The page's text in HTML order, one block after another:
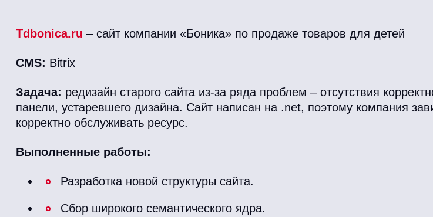
Tdbonica.ru – сайт компании «Боника» по продаже товаров для детей
CMS: Bitrix
Задача: редизайн старого сайта из-за ряда проблем – отсутствия
панели, устаревшего дизайна. Сайт написан на .net, поэтому компания
корректно обслуживать ресурс.
Выполненные работы:
Разработка новой структуры сайта.
Сбор широкого семантического ядра.